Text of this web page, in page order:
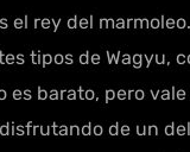
el rey del marmoleo.
tipos de Wagyu,
es barato, pero
de un